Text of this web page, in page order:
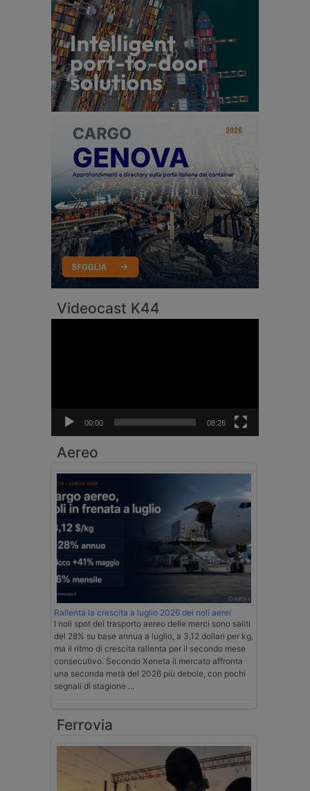
Videocast K44
00:00 08:26
Aereo
Rallenta la crescita a luglio 2026 dei noli aerei
I noli spot del trasporto aereo delle merci sono saliti
del 28% su base annua a luglio, a 3,12 dollari per kg,
ma il ritmo di crescita rallenta per il secondo mese
consecutivo. Secondo Xeneta il mercato affronta
una seconda metà del 2026 più debole, con pochi
segnali di stagione …
Ferrovia